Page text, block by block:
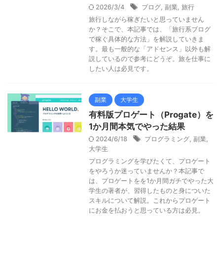
2026/3/4 ブログ 副業 旅行
旅行しながら稼ぎたいと思っていません
か？そこで、本記事では、「旅行系ブログ
で稼ぐ具体的な方法」を解説していきま
す。最も一般的な「アドセンス」以外も解
説しているので参考にどうぞ。旅を仕事に
したい人は必見です。
副業 大学生
有料版プロゲート（Progate）を
1か月間本気でやった結果
2024/6/18 プログラミング 副業
大学生
プログラミングを学びたくて、プロゲート
をやろうか迷っていませんか？本記事で
は、プロゲートをを1か月間ガチでやった大
学生の著者が、習得したものと身についた
スキルについて解説。これからプロゲート
にお金を払おうと思っている方は必見。